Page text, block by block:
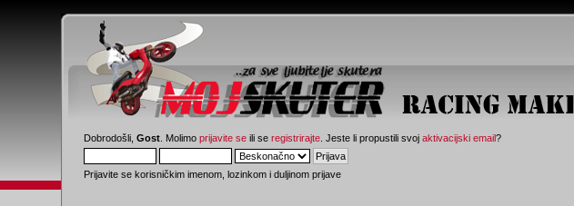
Dobrodošli,Gost . Molimoprijavite se ili seregistrirajte . Jeste li propustili svojaktivacijski email?
Prijavite se korisničkim imenom, lozinkom i duljinom prijave